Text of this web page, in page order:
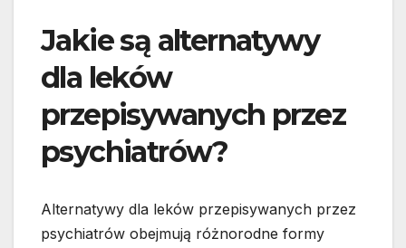
Jakie są alternatywy
dla leków
przepisywanych przez
psychiatrów?
Alternatywy dla leków przepisywanych przez
psychiatrów obejmują różnorodne formy